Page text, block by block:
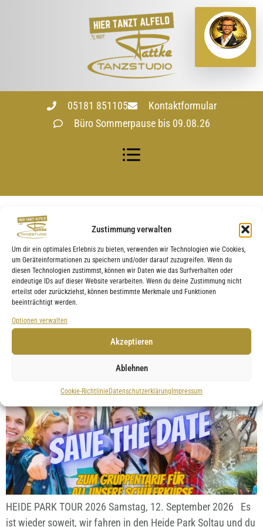
Zustimmung verwalten
Um dir ein optimales Erlebnis zu bieten, verwenden wir Technologien wie Cookies,
um Geräteinformationen zu speichern und/oder darauf zuzugreifen. Wenn du
diesen Technologien zustimmst, können wir Daten wie das Surfverhalten oder
eindeutige IDs auf dieser Website verarbeiten. Wenn du deine Zustimmung nicht
erteilst oder zurückziehst, können bestimmte Merkmale und Funktionen
beeinträchtigt werden.
Optionen verwalten
Akzeptieren
Ablehnen
Cookie-RichtlinieDatenschutzerklärung Impressum
05181 851105
Kontaktformular
Büro Sommerpause bis 09.08.26
Kategorie:Events
Heide Park Tour
2026
HEIDE PARK TOUR 2026 Samstag, 12. September 2026 Es
ist wieder soweit, wir fahren in den Heide Park Soltau und du